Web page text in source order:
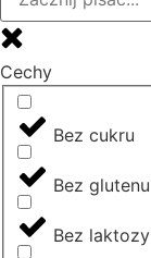
Cechy
Bez cukru
Bez glutenu
Bez laktozy